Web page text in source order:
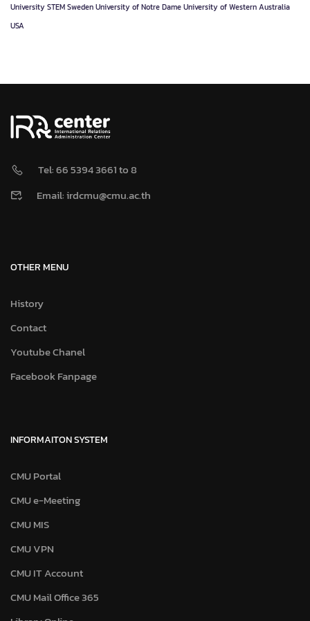
UniversitySTEMSwedenUniversity of Notre DameUniversity of Western Australia
USA
Tel: 66 5394 3661 to 8
Email: irdcmu@cmu.ac.th
OTHER MENU
History
Contact
Youtube Chanel
Facebook Fanpage
INFORMAITON SYSTEM
CMU Portal
CMU e-Meeting
CMU MIS
CMU VPN
CMU IT Account
CMU Mail Office 365